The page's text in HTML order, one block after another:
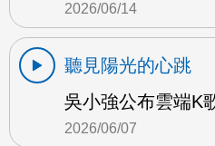
2026/06/14
聽見陽光的心跳
吳小強公布雲端K
2026/06/07